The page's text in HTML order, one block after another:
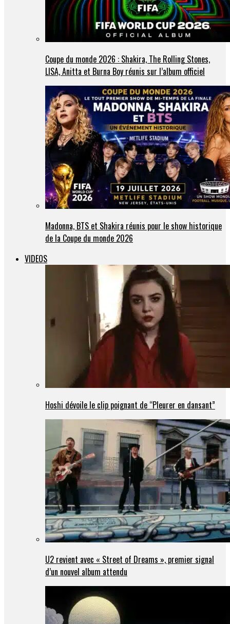
Coupe du monde 2026 : Shakira, The Rolling Stones,
LISA, Anitta et Burna Boy réunis sur l’album officiel
Madonna, BTS et Shakira réunis pour le show historique
de la Coupe du monde 2026
VIDEOS
Hoshi dévoile le clip poignant de “Pleurer en dansant”
U2 revient avec « Street of Dreams », premier signal
d’un nouvel album attendu